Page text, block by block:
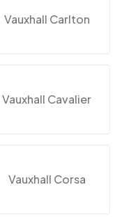
Vauxhall Carlton
Vauxhall Cavalier
Vauxhall Corsa